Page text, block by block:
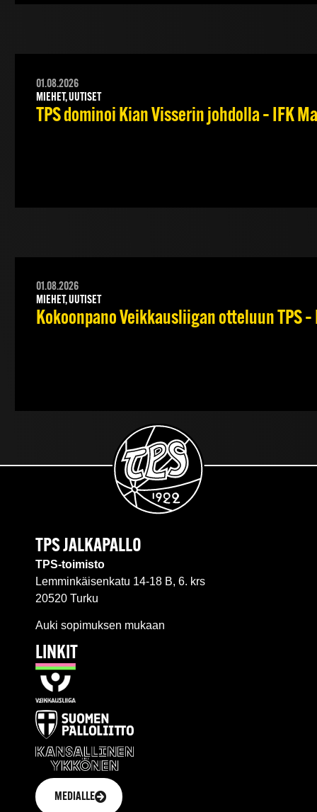
01.08.2026
MIEHET, UUTISET
TPS dominoi Kian Visserin johdolla – IFK
01.08.2026
MIEHET, UUTISET
Kokoonpano Veikkausliigan otteluun TPS
TPS JALKAPALLO
TPS-toimisto
Lemminkäisenkatu 14-18 B, 6. krs
20520 Turku
Auki sopimuksen mukaan
LINKIT
MEDIALLE